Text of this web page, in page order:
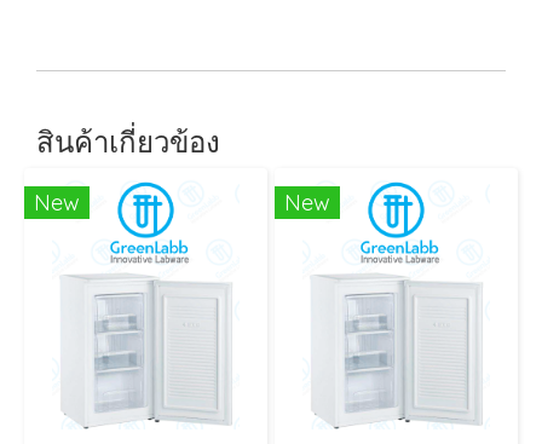
สินค้าเกี่ยวข้อง
New New